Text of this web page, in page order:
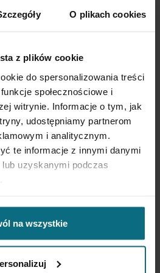
O plikach cookies
z plików cookie
do spersonalizowania treści
społecznościowe i
witrynie. Informacje o tym, jak
udostępniamy partnerom
i analitycznym.
te informacje z innymi danymi
uzyskanymi podczas
na wszystkie
Wazon, lata 60. XX
1 200 zł
Zygmunt
Buksowicz
Wazon